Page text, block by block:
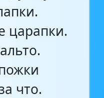
царапки.
что.